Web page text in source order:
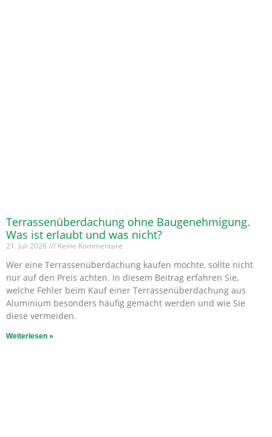
Terrassenüberdachung ohne Baugenehmigung.
Was ist erlaubt und was nicht?
21. Juli 2026 Keine Kommentare
Wer eine Terrassenüberdachung kaufen möchte, sollte nicht
nur auf den Preis achten. In diesem Beitrag erfahren Sie,
welche Fehler beim Kauf einer Terrassenüberdachung aus
Aluminium besonders häufig gemacht werden und wie Sie
diese vermeiden.
Weiterlesen »